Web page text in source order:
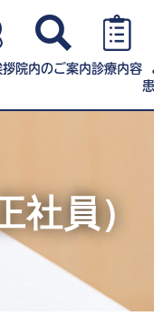
拶院内のご案内診療内容
社員）